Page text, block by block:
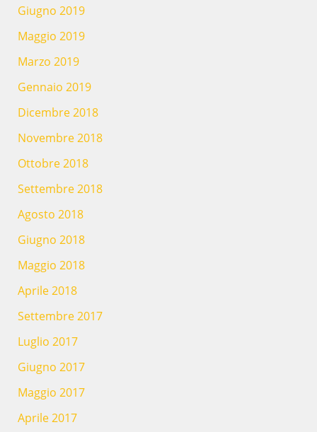
Giugno 2019
Maggio 2019
Marzo 2019
Gennaio 2019
Dicembre 2018
Novembre 2018
Ottobre 2018
Settembre 2018
Agosto 2018
Giugno 2018
Maggio 2018
Aprile 2018
Settembre 2017
Luglio 2017
Giugno 2017
Maggio 2017
Aprile 2017